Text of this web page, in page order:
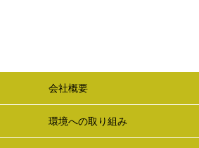
会社概要
環境への取り組み